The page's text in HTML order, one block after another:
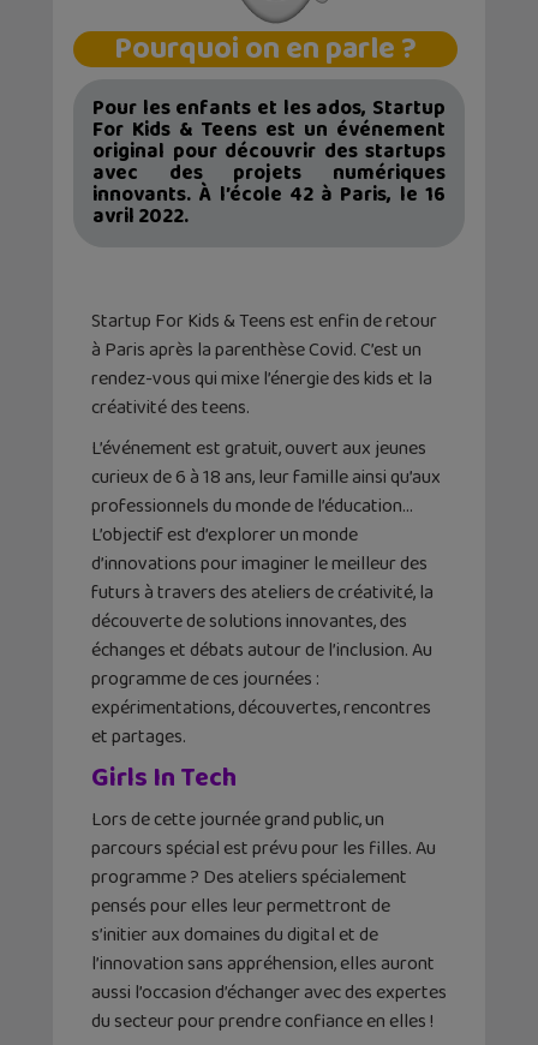
Pourquoi on en parle ?
Pour les enfants et les ados, Startup
For Kids & Teens est un événement
original pour découvrir des startups
avec des projets numériques
innovants. À l’école 42 à Paris, le 16
avril 2022.
Startup For Kids & Teens est enfin de retour
à Paris après la parenthèse Covid. C’est un
rendez-vous qui mixe l’énergie des kids et la
créativité des teens.
L’événement est gratuit, ouvert aux jeunes
curieux de 6 à 18 ans, leur famille ainsi qu’aux
professionnels du monde de l’éducation…
L’objectif est d’explorer un monde
d’innovations pour imaginer le meilleur des
futurs à travers des ateliers de créativité, la
découverte de solutions innovantes, des
échanges et débats autour de l’inclusion. Au
programme de ces journées :
expérimentations, découvertes, rencontres
et partages.
Girls In Tech
Lors de cette journée grand public, un
parcours spécial est prévu pour les filles. Au
programme ? Des ateliers spécialement
pensés pour elles leur permettront de
s’initier aux domaines du digital et de
l’innovation sans appréhension, elles auront
aussi l’occasion d’échanger avec des expertes
du secteur pour prendre confiance en elles !